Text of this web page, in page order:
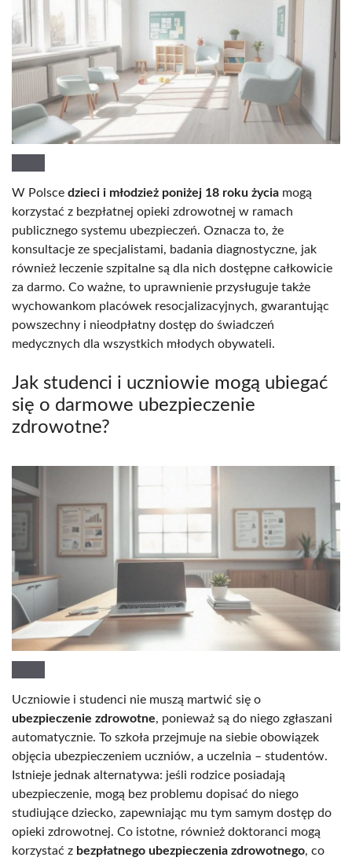
W Polsce dzieci i młodzież poniżej 18 roku życia mogą
korzystać z bezpłatnej opieki zdrowotnej w ramach
publicznego systemu ubezpieczeń. Oznacza to, że
konsultacje ze specjalistami, badania diagnostyczne, jak
również leczenie szpitalne są dla nich dostępne całkowicie
za darmo. Co ważne, to uprawnienie przysługuje także
wychowankom placówek resocjalizacyjnych, gwarantując
powszechny i nieodpłatny dostęp do świadczeń
medycznych dla wszystkich młodych obywateli.
Jak studenci i uczniowie mogą ubiegać
się o darmowe ubezpieczenie
zdrowotne?
Uczniowie i studenci nie muszą martwić się o
ubezpieczenie zdrowotne, ponieważ są do niego zgłaszani
automatycznie. To szkoła przejmuje na siebie obowiązek
objęcia ubezpieczeniem uczniów, a uczelnia – studentów.
Istnieje jednak alternatywa: jeśli rodzice posiadają
ubezpieczenie, mogą bez problemu dopisać do niego
studiujące dziecko, zapewniając mu tym samym dostęp do
opieki zdrowotnej. Co istotne, również doktoranci mogą
korzystać z bezpłatnego ubezpieczenia zdrowotnego, co